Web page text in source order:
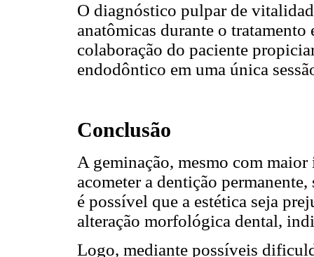
O diagnóstico pulpar de
anatômicas durante o
colaboração do paciente
endodôntico em uma única
Conclusão
A geminação, mesmo com
acometer a dentição
é possível que a estética seja
alteração morfológica dental,
Logo, mediante possíveis